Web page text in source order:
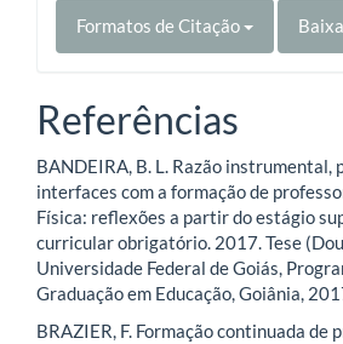
Formatos de Citação
Referências
BANDEIRA, B. L. Razão instrumental,
interfaces com a formação de
Física: reflexões a partir do estágio
curricular obrigatório. 2017. Tese
Universidade Federal de Goiás,
Graduação em Educação, Goiânia,
BRAZIER, F. Formação continuada de